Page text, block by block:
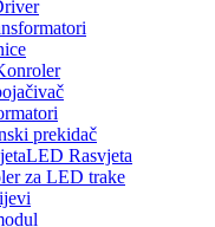
prekidač
LED Rasvjeta
za LED trake